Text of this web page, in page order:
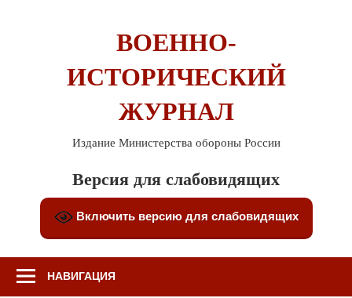
ВОЕННО-
ИСТОРИЧЕСКИЙ
ЖУРНАЛ
Издание Министерства обороны России
Версия для слабовидящих
Включить версию для слабовидящих
НАВИГАЦИЯ